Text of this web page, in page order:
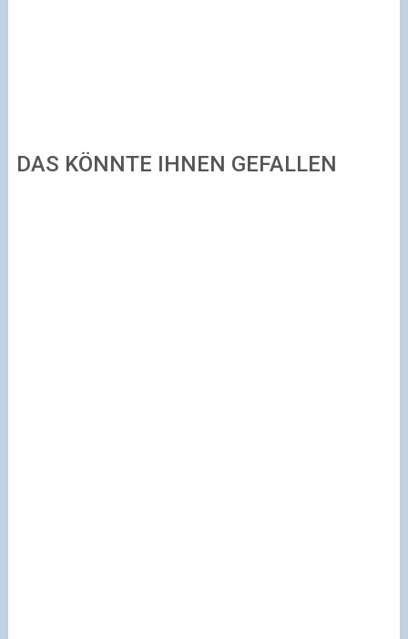
DAS KÖNNTE IHNEN GEFALLEN